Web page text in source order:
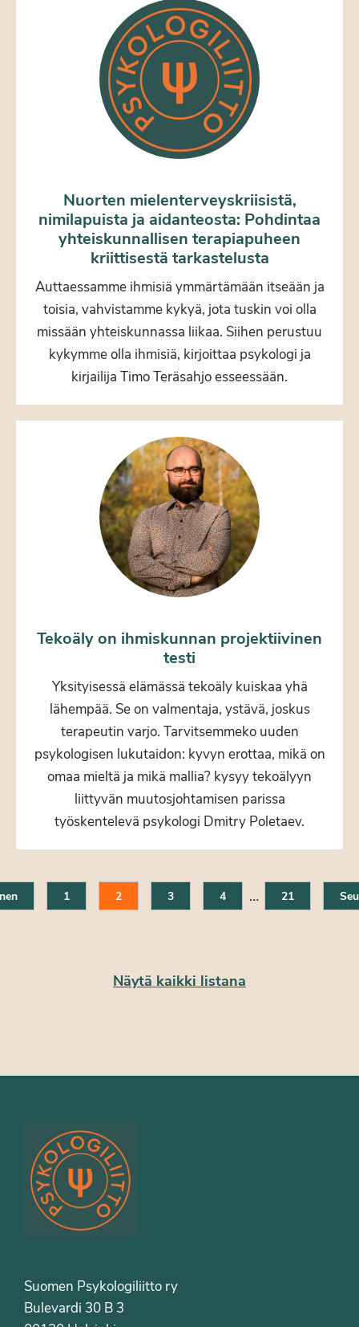
Nuorten mielenterveyskriisistä,
nimilapuista ja aidanteosta: Pohdintaa
yhteiskunnallisen terapiapuheen
kriittisestä tarkastelusta
Auttaessamme ihmisiä ymmärtämään itseään ja
toisia, vahvistamme kykyä, jota tuskin voi olla
missään yhteiskunnassa liikaa. Siihen perustuu
kykymme olla ihmisiä, kirjoittaa psykologi ja
kirjailija Timo Teräsahjo esseessään.
Tekoäly on ihmiskunnan projektiivinen
testi
Yksityisessä elämässä tekoäly kuiskaa yhä
lähempää. Se on valmentaja, ystävä, joskus
terapeutin varjo. Tarvitsemmeko uuden
psykologisen lukutaidon: kyvyn erottaa, mikä on
omaa mieltä ja mikä mallia? kysyy tekoälyyn
liittyvän muutosjohtamisen parissa
työskentelevä psykologi Dmitry Poletaev.
1 2 3 4 … 21
Näytä kaikki listana
Suomen Psykologiliitto ry
Bulevardi 30 B 3